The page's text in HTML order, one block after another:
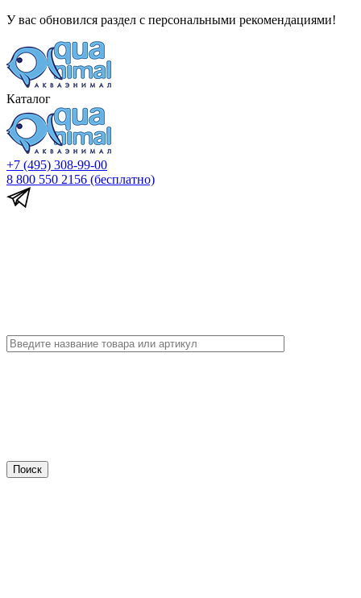
У вас обновился раздел с персональными рекомендациями!
Каталог
+7 (495) 308-99-00
8 800 550 2156 (бесплатно)